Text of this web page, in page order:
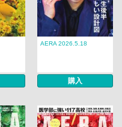
AERA 2026.5.18
購入